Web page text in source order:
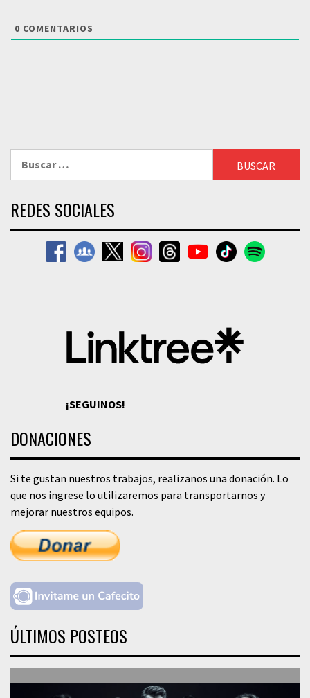
0 COMENTARIOS
REDES SOCIALES
¡SEGUINOS!
DONACIONES
Si te gustan nuestros trabajos, realizanos una donación. Lo
que nos ingrese lo utilizaremos para transportarnos y
mejorar nuestros equipos.
ÚLTIMOS POSTEOS